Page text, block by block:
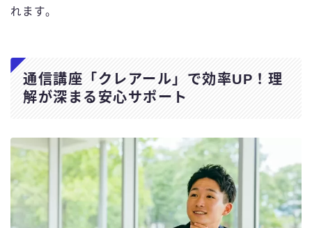
れます。
通信講座「クレアール」で効率UP！理
解が深まる安心サポート